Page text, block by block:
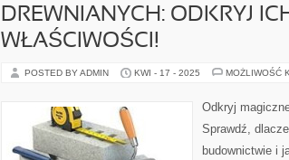
DREWNIANYCH: ODKRYJ
WŁAŚCIWOŚCI!
POSTED BY ADMIN KWI - 17 - 2025 MOŻLIWOŚĆ
Odkryj
Sprawdź,
budownictwie i